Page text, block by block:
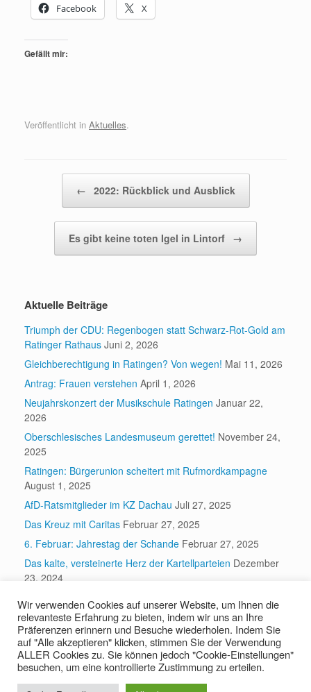
Facebook
X
Gefällt mir:
Veröffentlicht in Aktuelles.
← 2022: Rückblick und Ausblick
Es gibt keine toten Igel in Lintorf →
Aktuelle Beiträge
Triumph der CDU: Regenbogen statt Schwarz-Rot-Gold am
Ratinger Rathaus Juni 2, 2026
Gleichberechtigung in Ratingen? Von wegen! Mai 11, 2026
Antrag: Frauen verstehen April 1, 2026
Neujahrskonzert der Musikschule Ratingen Januar 22,
2026
Oberschlesisches Landesmuseum gerettet! November 24,
2025
Ratingen: Bürgerunion scheitert mit Rufmordkampagne
August 1, 2025
AfD-Ratsmitglieder im KZ Dachau Juli 27, 2025
Das Kreuz mit Caritas Februar 27, 2025
6. Februar: Jahrestag der Schande Februar 27, 2025
Das kalte, versteinerte Herz der Kartellparteien Dezember
23, 2024
Suchen
Suchen
Wir verwenden Cookies auf unserer Website, um Ihnen die
relevanteste Erfahrung zu bieten, indem wir uns an Ihre
Präferenzen erinnern und Besuche wiederholen. Indem Sie
auf "Alle akzeptieren" klicken, stimmen Sie der Verwendung
ALLER Cookies zu. Sie können jedoch "Cookie-Einstellungen"
besuchen, um eine kontrollierte Zustimmung zu erteilen.